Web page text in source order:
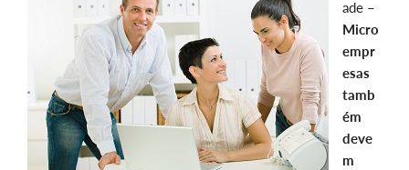
ade –
Micro
empr
esas
tamb
ém
deve
m